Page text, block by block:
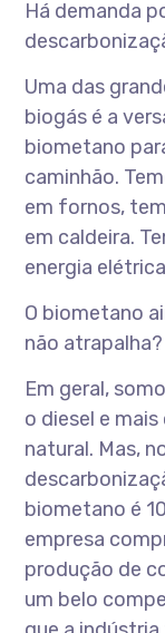
Há demanda
Uma das
biogás é a
biometano
caminhão.
em fornos,
em caldeira.
energia
O biometano
não atrapalha?
Em geral,
o diesel e
natural. Mas,
biometano é
empresa
produção de
um belo